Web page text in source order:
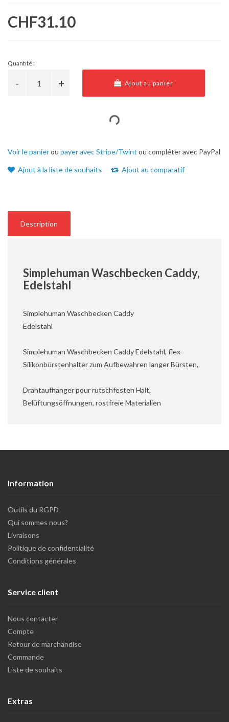
CHF31.10
Quantité :
Ajout au panier
Voir le panierou payer avec Stripe/Twint ou compléter avec PayPal
Ajout à la liste de souhaits Ajout au comparatif
Description
Simplehuman Waschbecken Caddy,
Edelstahl
Simplehuman Waschbecken Caddy
Edelstahl
Simplehuman Waschbecken Caddy Edelstahl, flex-
Silikonbürstenhalter zum Aufbewahren langer Bürsten,
Drahtaufhänger pour rutschfesten Halt,
Belüftungsöffnungen, rostfreie Materialien
Information
Outils du RGPD
Qui sommes nous?
Livraisons
Politique de confidentialité
Conditions générales
Service client
Nous contacter
Compte
Retour de marchandise
Commande
Liste de souhaits
Extras